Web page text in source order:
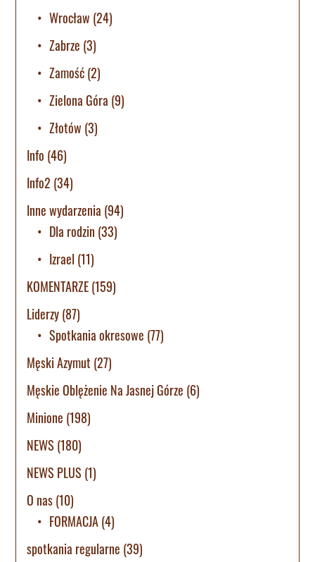
Wrocław (24)
Zabrze (3)
Zamość(2)
Zielona Góra (9)
Złotów (3)
Info (46)
Info2 (34)
Inne wydarzenia (94)
Dla rodzin (33)
Izrael (11)
KOMENTARZE(159)
Liderzy(87)
Spotkania okresowe (77)
Męski Azymut (27)
Męskie Oblężenie Na Jasnej Górze (6)
Minione (198)
NEWS (180)
NEWS PLUS (1)
O nas(10)
FORMACJA(4)
spotkania regularne (39)